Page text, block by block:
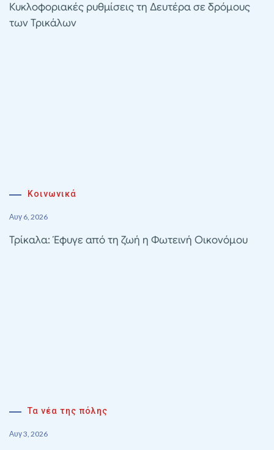
Κυκλοφοριακές ρυθμίσεις τη Δευτέρα σε δρόμους
των Τρικάλων
Κοινωνικά
Αυγ 6, 2026
Τρίκαλα: Έφυγε από τη ζωή η Φωτεινή Οικονόμου
Τα νέα της πόλης
Αυγ 3, 2026